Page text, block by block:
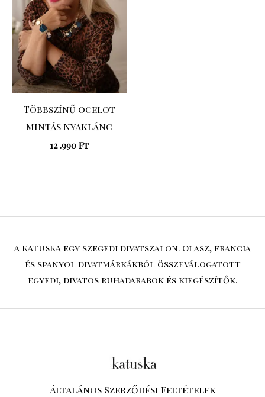
Többszínű ocelot
mintás nyaklánc
12 .990 Ft
A KATUSKA egy szegedi divatszalon. Olasz, francia
és spanyol divatmárkákból összeválogatott
egyedi, divatos ruhadarabok és kiegészítők.
Általános Szerződési Feltételek